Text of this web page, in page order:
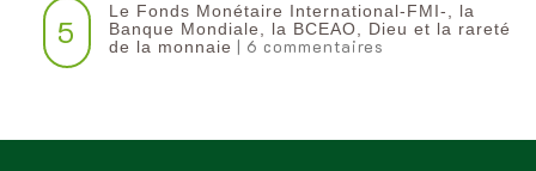
5
Le Fonds Monétaire International-FMI-, la
Banque Mondiale, la BCEAO, Dieu et la rareté
de la monnaie | 6 commentaires